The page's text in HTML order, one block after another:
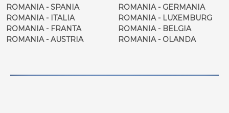
ROMANIA - SPANIA
ROMANIA - ITALIA
ROMANIA - FRANTA
ROMANIA - AUSTRIA
ROMANIA - GERMANIA
ROMANIA - LUXEMBURG
ROMANIA - BELGIA
ROMANIA - OLANDA